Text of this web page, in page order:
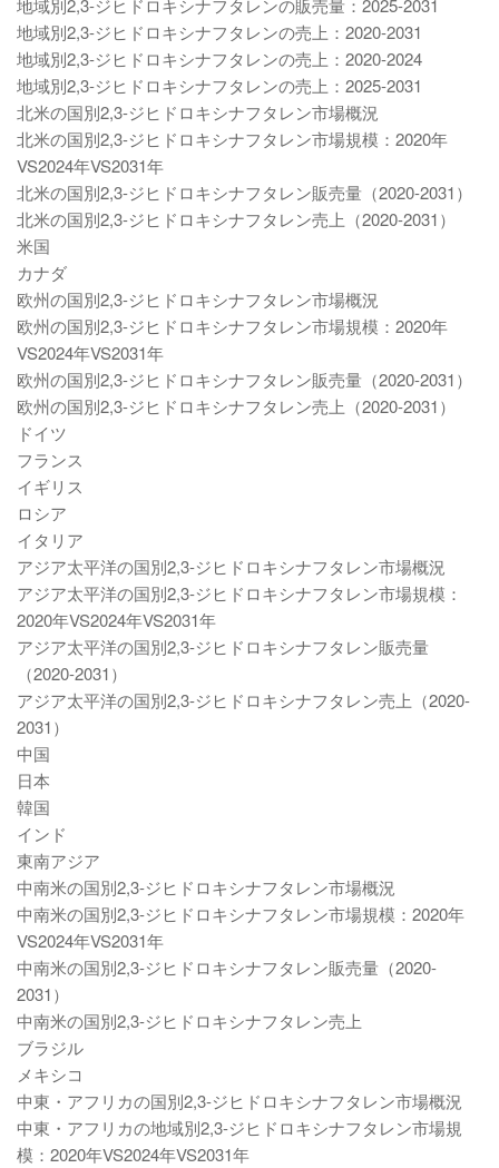
地域別2,3-ジヒドロキシナフタレンの販売量：2025-2031
地域別2,3-ジヒドロキシナフタレンの売上：2020-2031
地域別2,3-ジヒドロキシナフタレンの売上：2020-2024
地域別2,3-ジヒドロキシナフタレンの売上：2025-2031
北米の国別2,3-ジヒドロキシナフタレン市場概況
北米の国別2,3-ジヒドロキシナフタレン市場規模：2020年
VS2024年VS2031年
北米の国別2,3-ジヒドロキシナフタレン販売量（2020-2031）
北米の国別2,3-ジヒドロキシナフタレン売上（2020-2031）
米国
カナダ
欧州の国別2,3-ジヒドロキシナフタレン市場概況
欧州の国別2,3-ジヒドロキシナフタレン市場規模：2020年
VS2024年VS2031年
欧州の国別2,3-ジヒドロキシナフタレン販売量（2020-2031）
欧州の国別2,3-ジヒドロキシナフタレン売上（2020-2031）
ドイツ
フランス
イギリス
ロシア
イタリア
アジア太平洋の国別2,3-ジヒドロキシナフタレン市場概況
アジア太平洋の国別2,3-ジヒドロキシナフタレン市場規模：
2020年VS2024年VS2031年
アジア太平洋の国別2,3-ジヒドロキシナフタレン販売量
（2020-2031）
アジア太平洋の国別2,3-ジヒドロキシナフタレン売上（2020-
2031）
中国
日本
韓国
インド
東南アジア
中南米の国別2,3-ジヒドロキシナフタレン市場概況
中南米の国別2,3-ジヒドロキシナフタレン市場規模：2020年
VS2024年VS2031年
中南米の国別2,3-ジヒドロキシナフタレン販売量（2020-
2031）
中南米の国別2,3-ジヒドロキシナフタレン売上
ブラジル
メキシコ
中東・アフリカの国別2,3-ジヒドロキシナフタレン市場概況
中東・アフリカの地域別2,3-ジヒドロキシナフタレン市場規
模：2020年VS2024年VS2031年